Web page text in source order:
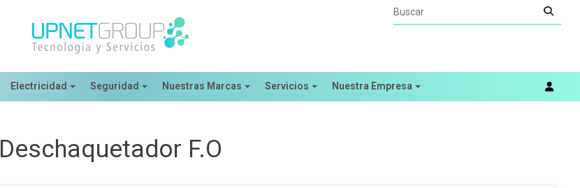
Electricidad Seguridad Nuestras Marcas Servicios Nuestra Empresa
Deschaquetador F.O